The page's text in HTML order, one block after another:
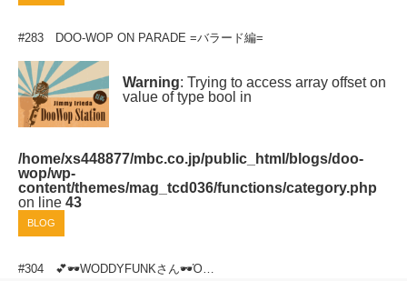
#283 DOO-WOP ON PARADE =バラード編=
Warning: Trying to access array offset on
value of type bool in
/home/xs448877/mbc.co.jp/public_html/blogs/doo-
wop/wp-
content/themes/mag_tcd036/functions/category.php
on line 43
BLOG
#304 💕🕶WODDYFUNKさん🕶Ὁ…